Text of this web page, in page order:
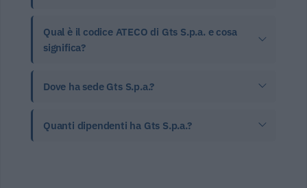
Qual è il codice ATECO di Gts S.p.a. e cosa
significa?
Dove ha sede Gts S.p.a.?
Quanti dipendenti ha Gts S.p.a.?